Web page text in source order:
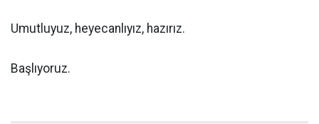
Umutluyuz, heyecanlıyız, hazırız.
Başlıyoruz.